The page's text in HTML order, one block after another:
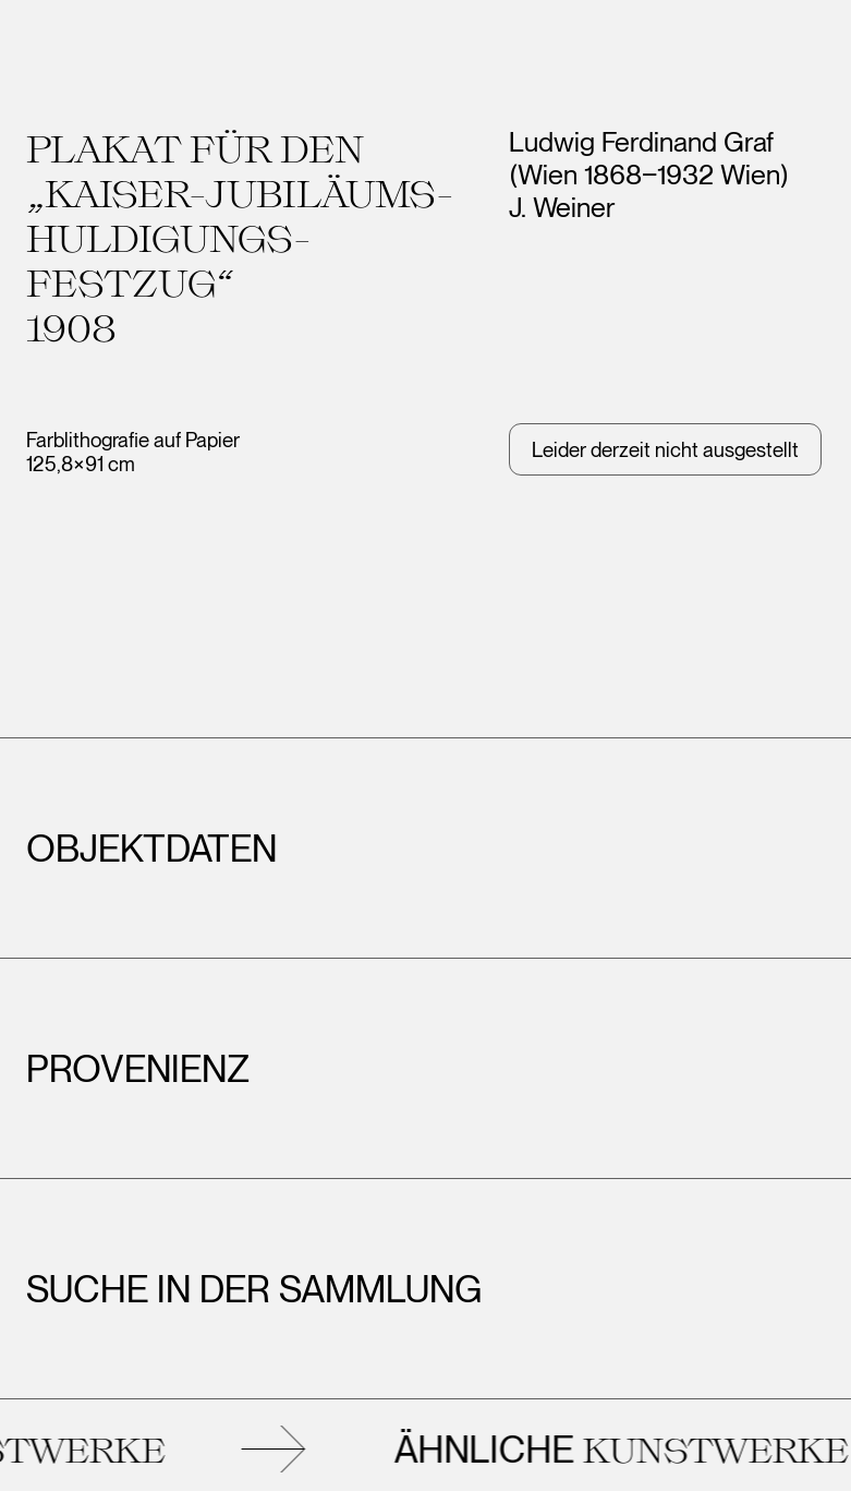
PLAKAT FÜR DEN
„KAISER-JUBILÄUMS-
HULDIGUNGS-
FESTZUG“
1908
Farblithografie auf Papier
125,8×91 cm
Künstler*innen
Ludwig Ferdinand Graf
(Wien 1868‒1932 Wien)
J. Weiner
Leider derzeit nicht ausgestellt
OBJEKTDATEN
PROVENIENZ
SUCHE IN DER SAMMLUNG
ÄHNLICHEKUNSTWERKE